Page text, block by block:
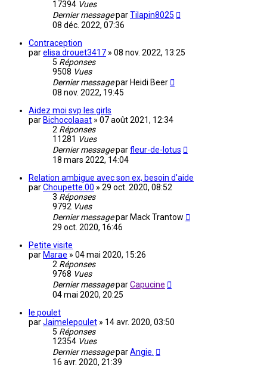
17394 Vues
Dernier messageparTilapin8025
08 déc. 2022, 07:36
Contraception
parelisa.drouet3417 » 08 nov. 2022, 13:25
5 Réponses
9508 Vues
Dernier messagepar Heidi Beer
08 nov. 2022, 19:45
Aidez moi svp les girls
par Bichocolaaat » 07 août 2021, 12:34
2 Réponses
11281 Vues
Dernier messageparfleur-de-lotus
18 mars 2022, 14:04
Relation ambigue avec son ex, besoin d'aide
parChoupette.00 » 29 oct. 2020, 08:52
3 Réponses
9792 Vues
Dernier messagepar Mack Trantow
29 oct. 2020, 16:46
Petite visite
par Marae » 04 mai 2020, 15:26
2 Réponses
9768 Vues
Dernier messageparCapucine
04 mai 2020, 20:25
le poulet
parJaimelepoulet » 14 avr. 2020, 03:50
5 Réponses
12354 Vues
Dernier messageparAngie.
16 avr. 2020, 21:39